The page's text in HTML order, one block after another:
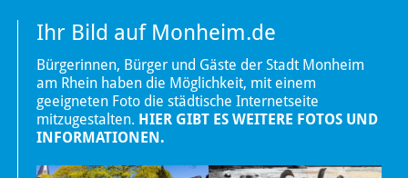
Ihr Bild auf Monheim.de
Bürgerinnen, Bürger und Gäste der Stadt Monheim
am Rhein haben die Möglichkeit, mit einem
geeigneten Foto die städtische Internetseite
mitzugestalten. HIER GIBT ES WEITERE FOTOS UND
INFORMATIONEN.